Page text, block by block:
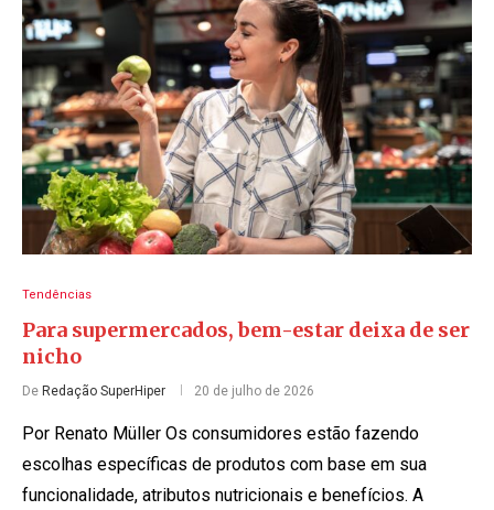
Tendências
Para supermercados, bem-estar deixa de ser
nicho
De Redação SuperHiper 20 de julho de 2026
Por Renato Müller Os consumidores estão fazendo
escolhas específicas de produtos com base em sua
funcionalidade, atributos nutricionais e benefícios. A